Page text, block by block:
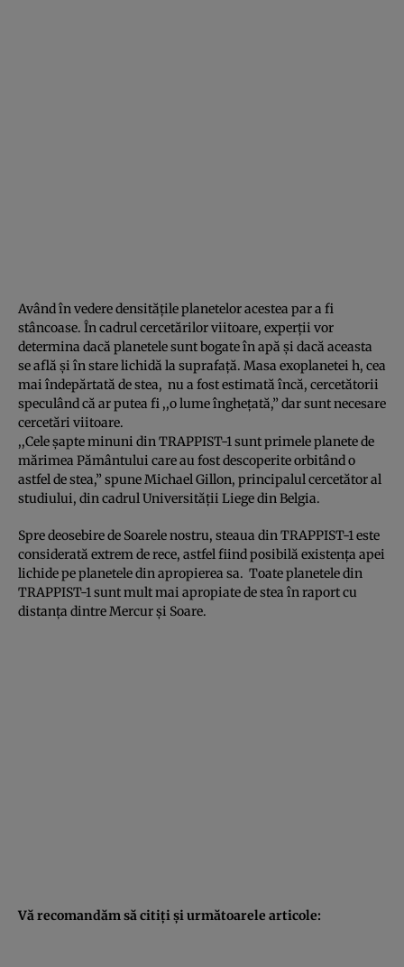
Având în vedere densităţile planetelor acestea par a fi
stâncoase. În cadrul cercetărilor viitoare, experţii vor
determina dacă planetele sunt bogate în apă şi dacă aceasta
se află şi în stare lichidă la suprafaţă. Masa exoplanetei h, cea
mai îndepărtată de stea, nu a fost estimată încă, cercetătorii
speculând că ar putea fi ,,o lume îngheţată,” dar sunt necesare
cercetări viitoare.
,,Cele şapte minuni din TRAPPIST-1 sunt primele planete de
mărimea Pământului care au fost descoperite orbitând o
astfel de stea,” spune Michael Gillon, principalul cercetător al
studiului, din cadrul Universităţii Liege din Belgia.
Spre deosebire de Soarele nostru, steaua din TRAPPIST-1 este
considerată extrem de rece, astfel fiind posibilă existenţa apei
lichide pe planetele din apropierea sa. Toate planetele din
TRAPPIST-1 sunt mult mai apropiate de stea în raport cu
distanţa dintre Mercur şi Soare.
Vă recomandăm să citiţi şi următoarele articole: